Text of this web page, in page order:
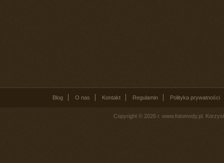
Blog O nas Kontakt Regulamin Polityka prywatności
Copyright © 2026 r. www.fotomody.pl.